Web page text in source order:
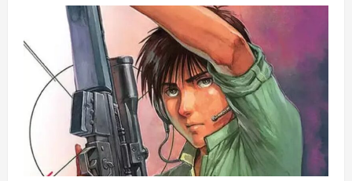
o
RECENZJA:
Atelier
spiczastych
kapeluszy
6-
7
|
Magia
dojrzewa
razem
z
bohaterami